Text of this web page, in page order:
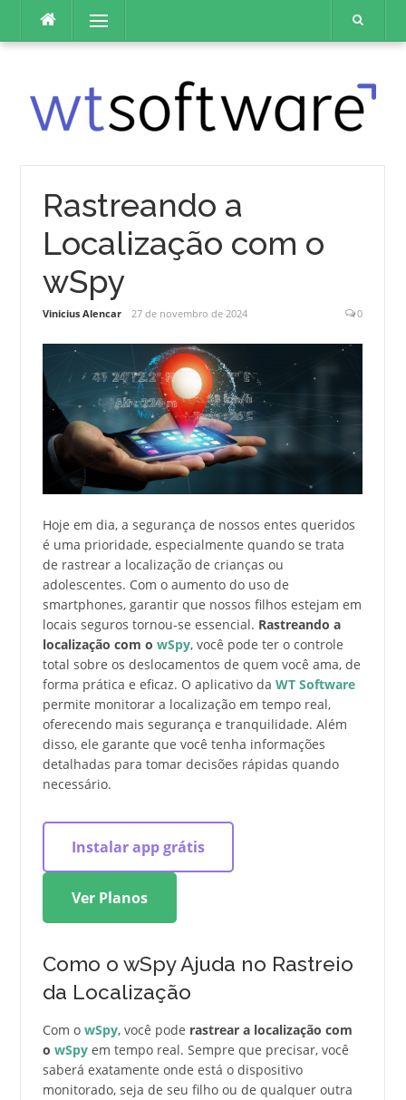
o
Menu
Rastreando a
Localização com o
wSpy
Vinicius Alencar 27 de novembro de 2024 0
Hoje em dia, a segurança de nossos entes queridos
é uma prioridade, especialmente quando se trata
de rastrear a localização de crianças ou
adolescentes. Com o aumento do uso de
smartphones, garantir que nossos filhos estejam em
locais seguros tornou-se essencial. Rastreando a
localização com o wSpy, você pode ter o controle
total sobre os deslocamentos de quem você ama, de
forma prática e eficaz. O aplicativo da WT Software
permite monitorar a localização em tempo real,
oferecendo mais segurança e tranquilidade. Além
disso, ele garante que você tenha informações
detalhadas para tomar decisões rápidas quando
necessário.
Instalar app grátis
Ver Planos
Como o wSpy Ajuda no Rastreio
da Localização
Com o wSpy, você pode rastrear a localização com
o wSpy em tempo real. Sempre que precisar, você
saberá exatamente onde está o dispositivo
monitorado, seja de seu filho ou de qualquer outra